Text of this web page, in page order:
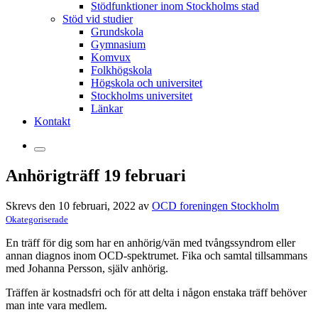
Stödfunktioner inom Stockholms stad
Stöd vid studier
Grundskola
Gymnasium
Komvux
Folkhögskola
Högskola och universitet
Stockholms universitet
Länkar
Kontakt
Anhörigträff 19 februari
Skrevs den 10 februari, 2022 av OCD foreningen Stockholm
Okategoriserade
En träff för dig som har en anhörig/vän med tvångssyndrom eller
annan diagnos inom OCD-spektrumet. Fika och samtal tillsammans
med Johanna Persson, själv anhörig.
Träffen är kostnadsfri och för att delta i någon enstaka träff behöver
man inte vara medlem.